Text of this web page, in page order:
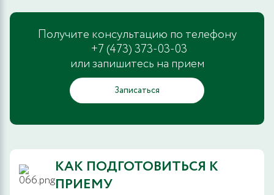
Получите консультацию по телефону
+7 (473) 373-03-03
или запишитесь на прием
Записаться
КАК ПОДГОТОВИТЬСЯ К
ПРИЕМУ